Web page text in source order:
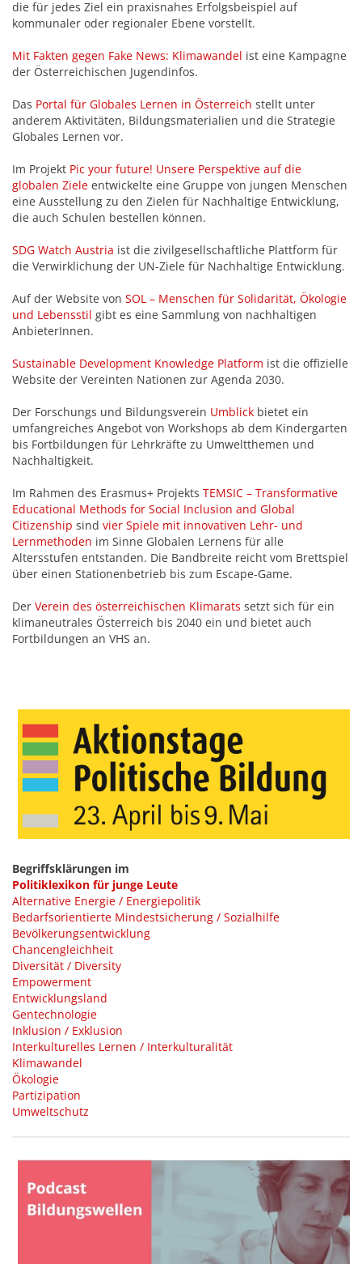
die für jedes Ziel ein praxisnahes Erfolgsbeispiel auf
kommunaler oder regionaler Ebene vorstellt.
Mit Fakten gegen Fake News: Klimawandel ist eine Kampagne
der Österreichischen Jugendinfos.
Das Portal für Globales Lernen in Österreich stellt unter
anderem Aktivitäten, Bildungsmaterialien und die Strategie
Globales Lernen vor.
Im Projekt Pic your future! Unsere Perspektive auf die
globalen Ziele entwickelte eine Gruppe von jungen Menschen
eine Ausstellung zu den Zielen für Nachhaltige Entwicklung,
die auch Schulen bestellen können.
SDG Watch Austria ist die zivilgesellschaftliche Plattform für
die Verwirklichung der UN-Ziele für Nachhaltige Entwicklung.
Auf der Website von SOL – Menschen für Solidarität, Ökologie
und Lebensstil gibt es eine Sammlung von nachhaltigen
AnbieterInnen.
Sustainable Development Knowledge Platform ist die offizielle
Website der Vereinten Nationen zur Agenda 2030.
Der Forschungs und Bildungsverein Umblick bietet ein
umfangreiches Angebot von Workshops ab dem Kindergarten
bis Fortbildungen für Lehrkräfte zu Umweltthemen und
Nachhaltigkeit.
Im Rahmen des Erasmus+ Projekts TEMSIC – Transformative
Educational Methods for Social Inclusion and Global
Citizenship sind vier Spiele mit innovativen Lehr- und
Lernmethoden im Sinne Globalen Lernens für alle
Altersstufen entstanden. Die Bandbreite reicht vom Brettspiel
über einen Stationenbetrieb bis zum Escape-Game.
Der Verein des österreichischen Klimarats setzt sich für ein
klimaneutrales Österreich bis 2040 ein und bietet auch
Fortbildungen an VHS an.
Begriffsklärungen im
Politiklexikon für junge Leute
Alternative Energie / Energiepolitik
Bedarfsorientierte Mindestsicherung / Sozialhilfe
Bevölkerungsentwicklung
Chancengleichheit
Diversität / Diversity
Empowerment
Entwicklungsland
Gentechnologie
Inklusion / Exklusion
Interkulturelles Lernen / Interkulturalität
Klimawandel
Ökologie
Partizipation
Umweltschutz